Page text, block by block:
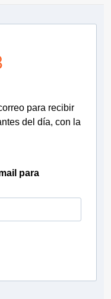
para recibir
del día, con la
para